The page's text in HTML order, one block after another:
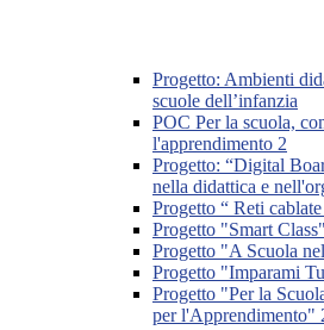
Progetto: Ambienti
scuole dell’infanzia
POC Per la scuola,
l'apprendimento 2
Progetto: “Digital
nella didattica e
Progetto “ Reti
Progetto "Smart Class"
Progetto "A Scuola
Progetto "Imparami
Progetto "Per la
per l'Apprendimento"